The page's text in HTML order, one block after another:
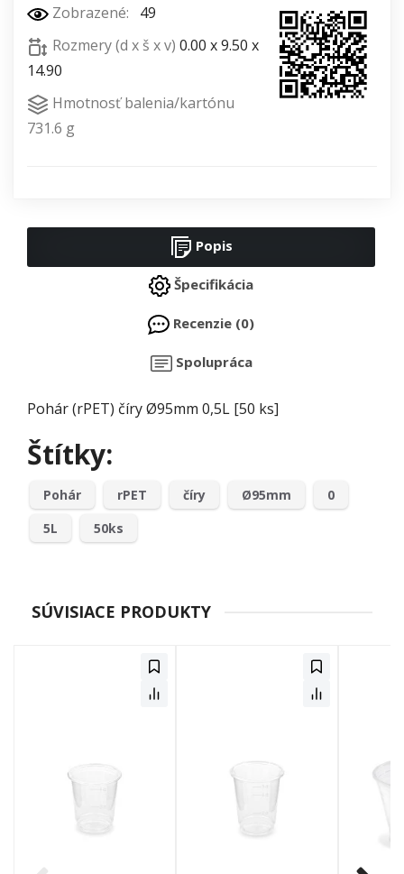
Zobrazené:
49
Rozmery (d x š x v) 0.00 x 9.50 x
14.90
Hmotnosť balenia/kartónu
731.6 g
Popis
Špecifikácia
Recenzie (0)
Spolupráca
Pohár (rPET) číry Ø95mm 0,5L [50 ks]
Štítky:
Pohár rPET číry Ø95mm
0
5L
50ks
SÚVISIACE PRODUKTY